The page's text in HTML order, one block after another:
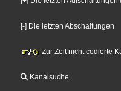
[-] Die letzten Abschaltungen
Zur Zeit nicht codierte
Kanalsuche